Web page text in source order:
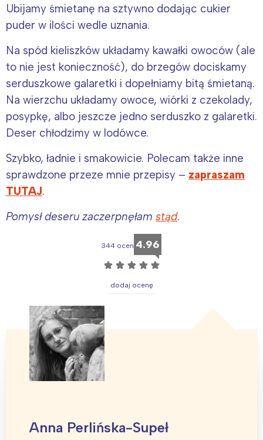
Ubijamy śmietanę na sztywno dodając cukier
puder w ilości wedle uznania.
Na spód kieliszków układamy kawałki owoców (ale
to nie jest konieczność), do brzegów dociskamy
serduszkowe galaretki i dopełniamy bitą śmietaną.
Na wierzchu układamy owoce, wiórki z czekolady,
posypkę, albo jeszcze jedno serduszko z galaretki.
Deser chłodzimy w lodówce.
Szybko, ładnie i smakowicie. Polecam także inne
sprawdzone przeze mnie przepisy – zapraszam
TUTAJ.
Pomysł deseru zaczerpnęłam stąd.
344 ocen 4.96
☆ ☆ ☆ ☆ ☆
dodaj ocenę
Anna Perlińska-Supeł